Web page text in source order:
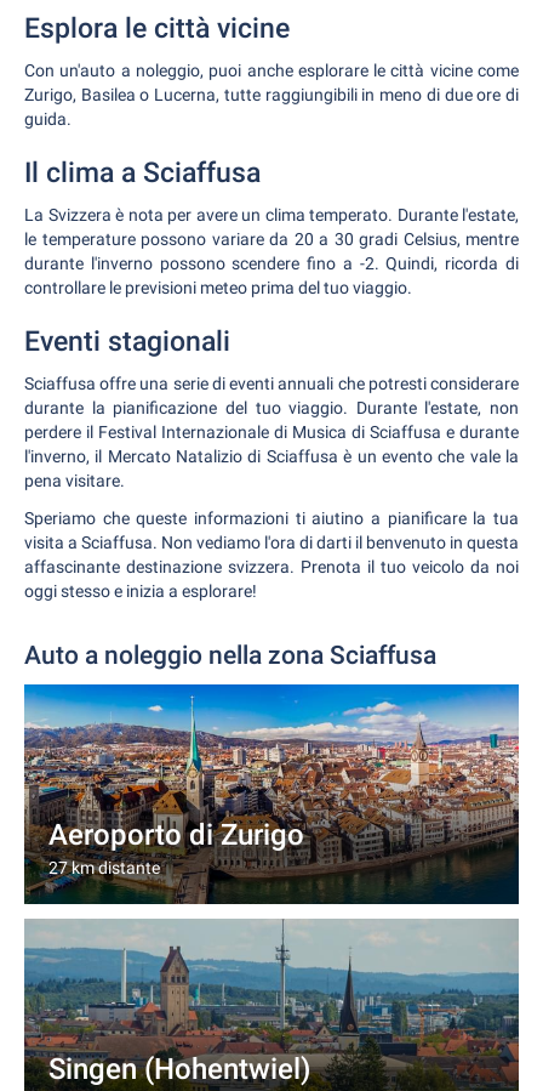
Esplora le città vicine
Con un'auto a noleggio, puoi anche esplorare le città vicine come
Zurigo, Basilea o Lucerna, tutte raggiungibili in meno di due ore di
guida.
Il clima a Sciaffusa
La Svizzera è nota per avere un clima temperato. Durante l'estate,
le temperature possono variare da 20 a 30 gradi Celsius, mentre
durante l'inverno possono scendere fino a -2. Quindi, ricorda di
controllare le previsioni meteo prima del tuo viaggio.
Eventi stagionali
Sciaffusa offre una serie di eventi annuali che potresti considerare
durante la pianificazione del tuo viaggio. Durante l'estate, non
perdere il Festival Internazionale di Musica di Sciaffusa e durante
l'inverno, il Mercato Natalizio di Sciaffusa è un evento che vale la
pena visitare.
Speriamo che queste informazioni ti aiutino a pianificare la tua
visita a Sciaffusa. Non vediamo l'ora di darti il benvenuto in questa
affascinante destinazione svizzera. Prenota il tuo veicolo da noi
oggi stesso e inizia a esplorare!
Auto a noleggio nella zona Sciaffusa
Aeroporto di Zurigo
27 km distante
Singen (Hohentwiel)